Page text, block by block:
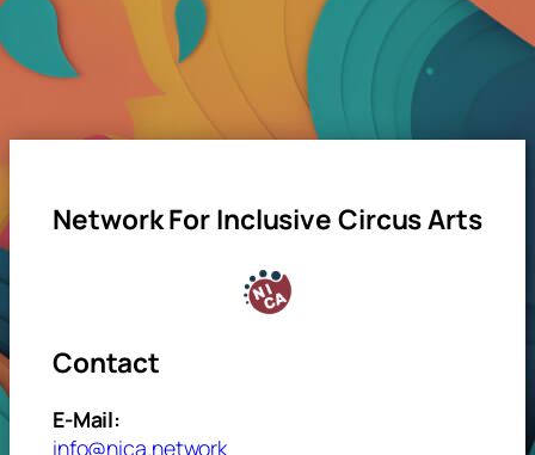
Network For Inclusive Circus Arts
Contact
E-Mail:
info@nica.network